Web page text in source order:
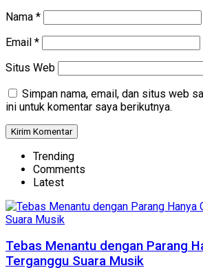
Nama *
Email *
Situs Web
Simpan nama, email, dan situs web
ini untuk komentar saya berikutnya.
Trending
Comments
Latest
Tebas Menantu dengan Parang
Terganggu Suara Musik